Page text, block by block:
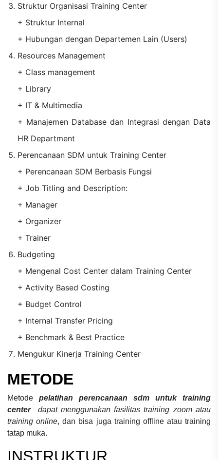
Struktur Organisasi Training Center
+ Struktur Internal
+ Hubungan dengan Departemen Lain (Users)
Resources Management
+ Class management
+ Library
+ IT & Multimedia
+ Manajemen Database dan Integrasi dengan Data
HR Department
Perencanaan SDM untuk Training Center
+ Perencanaan SDM Berbasis Fungsi
+ Job Titling and Description:
+ Manager
+ Organizer
+ Trainer
Budgeting
+ Mengenal Cost Center dalam Training Center
+ Activity Based Costing
+ Budget Control
+ Internal Transfer Pricing
+ Benchmark & Best Practice
Mengukur Kinerja Training Center
METODE
Metode pelatihan perencanaan sdm untuk training
center
dapat menggunakan fasilitas training zoom atau
training online, dan bisa juga training offline atau training
tatap muka.
INSTRUKTUR